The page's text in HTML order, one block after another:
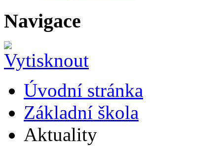
Navigace
Úvodní stránka
Základní škola
Aktuality